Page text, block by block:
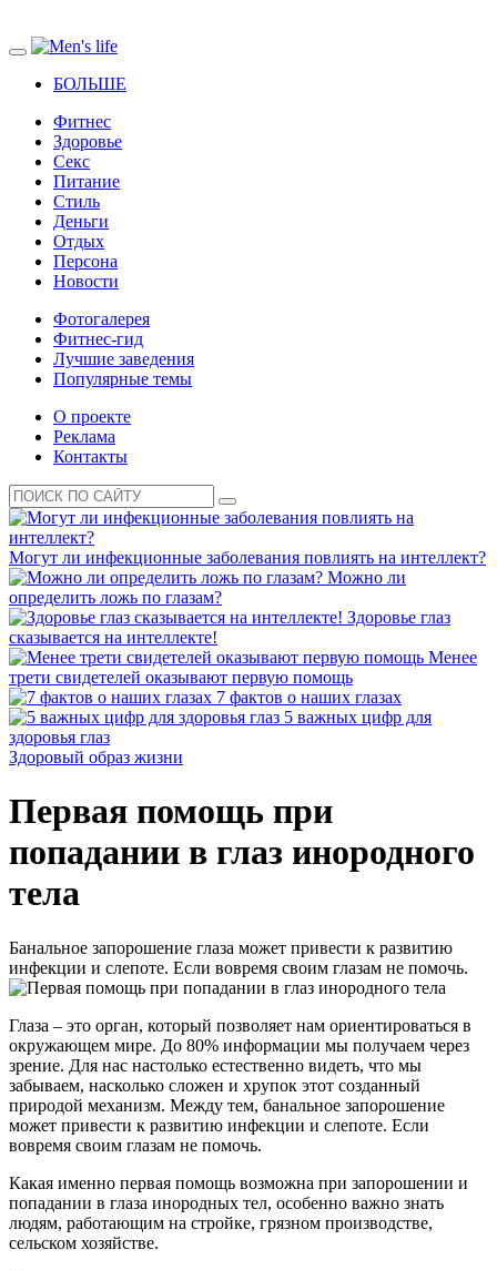
БОЛЬШЕ
Фитнес
Здоровье
Секс
Питание
Стиль
Деньги
Отдых
Персона
Новости
Фотогалерея
Фитнес-гид
Лучшие заведения
Популярные темы
О проекте
Реклама
Контакты
Могут ли инфекционные заболевания повлиять на интеллект?
Можно ли
определить ложь по глазам?
Здоровье глаз
сказывается на интеллекте!
Менее
трети свидетелей оказывают первую помощь
7 фактов о наших глазах
5 важных цифр для
здоровья глаз
Здоровый образ жизни
Первая помощь при
попадании в глаз инородного
тела
Банальное запорошение глаза может привести к развитию
инфекции и слепоте. Если вовремя своим глазам не помочь.
Глаза – это орган, который позволяет нам ориентироваться в
окружающем мире. До 80% информации мы получаем через
зрение. Для нас настолько естественно видеть, что мы
забываем, насколько сложен и хрупок этот созданный
природой механизм. Между тем, банальное запорошение
может привести к развитию инфекции и слепоте. Если
вовремя своим глазам не помочь.
Какая именно первая помощь возможна при запорошении и
попадании в глаза инородных тел, особенно важно знать
людям, работающим на стройке, грязном производстве,
сельском хозяйстве.